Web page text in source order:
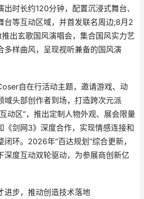
时长约120分钟，配置沉浸式舞台、
台等互动区域，并首发联名周边;8月2
出玄歌国风演唱会，集合国风实力艺
多样曲风，呈现视听兼备的国风演
自在行活动主题，邀请游戏、动
域头部创作者到场，打造跨次元派
动区”，推出定制人物外观、展会限量
《剑网3》深度合作，实现情感连接和
环。2026年“百达规划”综合更新，
深度互动双轮驱动，为参展商创新亿
步，推动创造技术落地